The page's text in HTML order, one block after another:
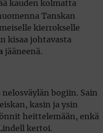
kauden kolmatta
Tanskan
kierrokselle
kisaa johtavasta
jääneenä.
bogiin. Sain
kasin ja ysin
heittelemään, enkä
kertoi.